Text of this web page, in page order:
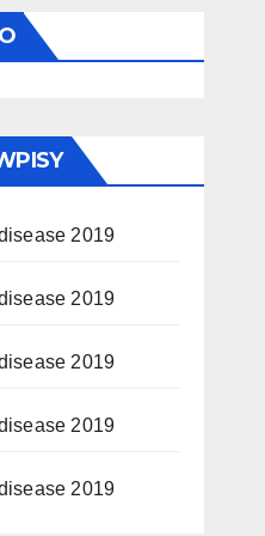
2019
2019
2019
2019
2019